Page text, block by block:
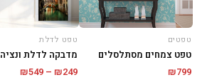
טפטים
טפט צמחים מסתלסלים
₪799
טפט לדלת
מדבקה לדלת ונציה
₪249
–
₪549